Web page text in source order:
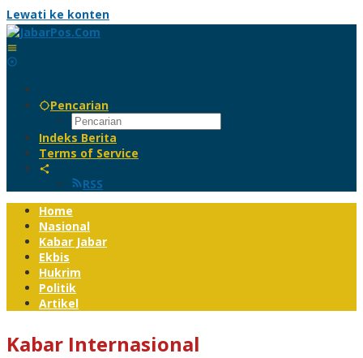
Lewati ke konten
Pencarian
Indeks Berita
Terms of Service
RSS
Home
Nasional
Kabar Jabar
Ekbis
Hukrim
Politik
Artikel
Kabar Internasional